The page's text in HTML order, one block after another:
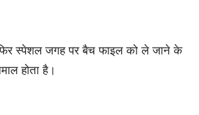
स्पेशल जगह पर बैच फाइल को ले जाने के
होता है।